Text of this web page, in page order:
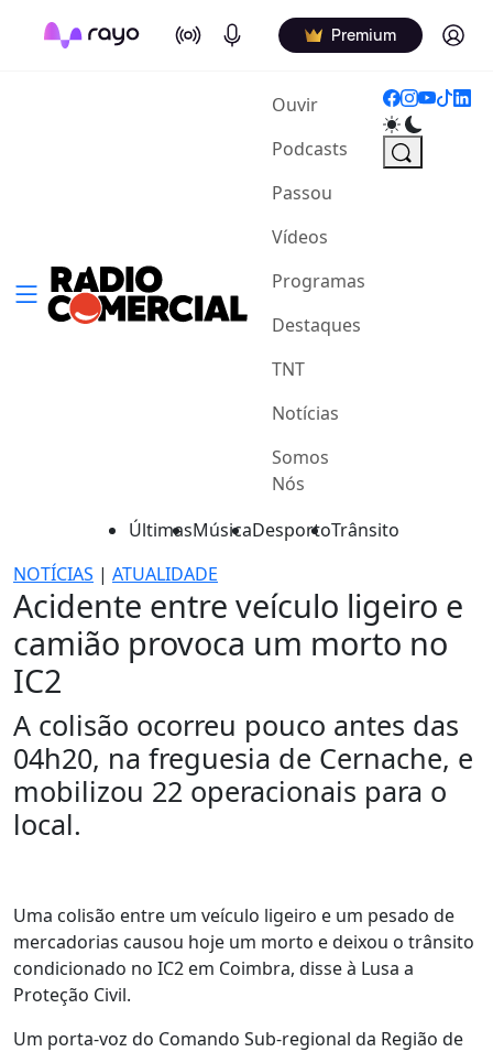
On Air Podcasts Premium Log in
Ouvir(current)
Podcasts
Passou
Vídeos
Programas
Destaques
TNT
Notícias
Somos
Nós
ÚltimasMúsicaDesportoTrânsito
NOTÍCIAS | ATUALIDADE
Acidente entre veículo ligeiro e
camião provoca um morto no
IC2
A colisão ocorreu pouco antes das
04h20, na freguesia de Cernache, e
mobilizou 22 operacionais para o
local.
Uma colisão entre um veículo ligeiro e um pesado de
mercadorias causou hoje um morto e deixou o trânsito
condicionado no IC2 em Coimbra, disse à Lusa a
Proteção Civil.
Um porta-voz do Comando Sub-regional da Região de